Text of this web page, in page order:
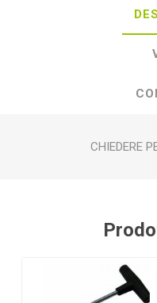
CHIEDERE